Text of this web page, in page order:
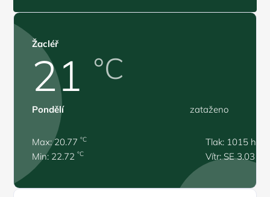
Žacléř
21 °C
Pondělí zataženo
Max: 20.77°C
Min: 22.72°C
Tlak: 1015 hPa
Vítr: SE 3.03 m/